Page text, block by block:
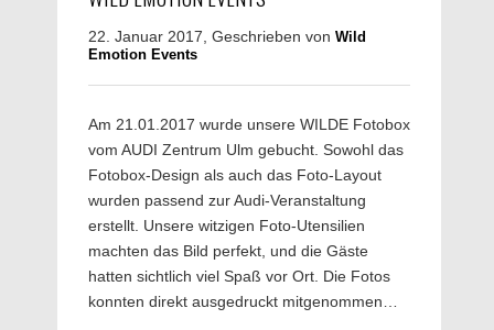
22. Januar 2017, Geschrieben von Wild
Emotion Events
Am 21.01.2017 wurde unsere WILDE Fotobox
vom AUDI Zentrum Ulm gebucht. Sowohl das
Fotobox-Design als auch das Foto-Layout
wurden passend zur Audi-Veranstaltung
erstellt. Unsere witzigen Foto-Utensilien
machten das Bild perfekt, und die Gäste
hatten sichtlich viel Spaß vor Ort. Die Fotos
konnten direkt ausgedruckt mitgenommen…